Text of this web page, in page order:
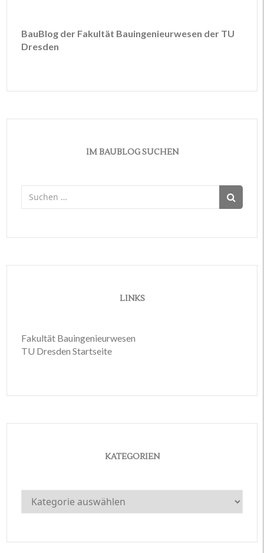
BauBlog der Fakultät Bauingenieurwesen der TU
Dresden
IM BAUBLOG SUCHEN
Suchen
nach:
LINKS
Fakultät Bauingenieurwesen
TU Dresden Startseite
KATEGORIEN
Kategorien